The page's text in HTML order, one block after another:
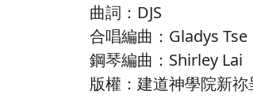
曲詞：DJS
合唱編曲：Gladys Tse
鋼琴編曲：Shirley Lai
版權：建道神學院新祢